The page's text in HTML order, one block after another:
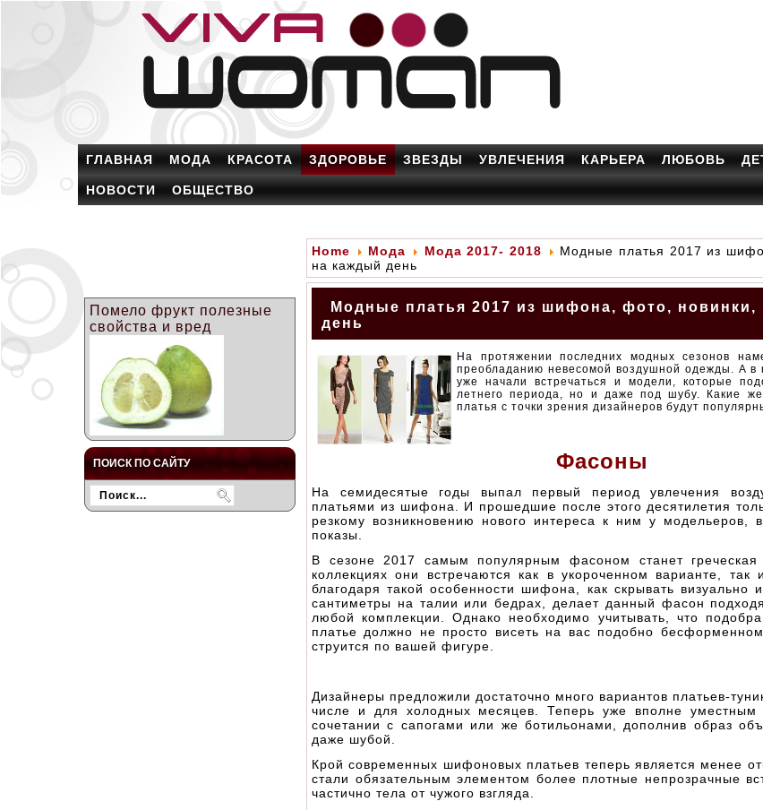
ГЛАВНАЯ МОДА КРАСОТА ЗДОРОВЬЕ ЗВЕЗДЫ УВЛЕЧЕНИЯ КАРЬЕРА ЛЮБОВЬ
НОВОСТИ ОБЩЕСТВО
Помело фрукт полезные
свойства и вред
ПОИСК ПО САЙТУ
Home Мода Мода 2017- 2018
Модные платья 2017 из
на каждый день
Модные платья 2017 из шифона, фото, новинки,
день
На протяжении последних модных сезонов
преобладанию невесомой воздушной одежды. А в
уже начали встречаться и модели, которые
летнего периода, но и даже под шубу. Какие
платья с точки зрения дизайнеров будут
Фасоны
На семидесятые годы выпал первый период увлечения
платьями из шифона. И прошедшие после этого десятилетия
резкому возникновению нового интереса к ним у модельеров,
показы.
В сезоне 2017 самым популярным фасоном станет
коллекциях они встречаются как в укороченном варианте,
благодаря такой особенности шифона, как скрывать
сантиметры на талии или бедрах, делает данный фасон
любой комплекции. Однако необходимо учитывать, что
платье должно не просто висеть на вас подобно
струится по вашей фигуре.
Дизайнеры предложили достаточно много вариантов платьев-
числе и для холодных месяцев. Теперь уже вполне уместным
сочетании с сапогами или же ботильонами, дополнив образ
даже шубой.
Крой современных шифоновых платьев теперь является менее
стали обязательным элементом более плотные непрозрачные
частично тела от чужого взгляда.